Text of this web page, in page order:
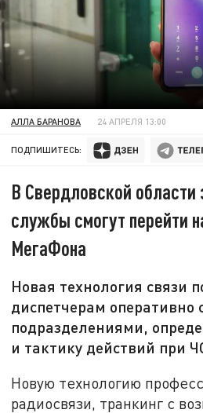
АЛЛА БАРАНОВА 24 АПРЕЛЯ 13:00
ПОДПИШИТЕСЬ:
В Свердловской области
службы смогут перейти
МегаФона
Новая технология связи
диспетчерам оперативно
подразделениями,
и тактику действий при
Новую технологию
радиосвязи, транкинг с